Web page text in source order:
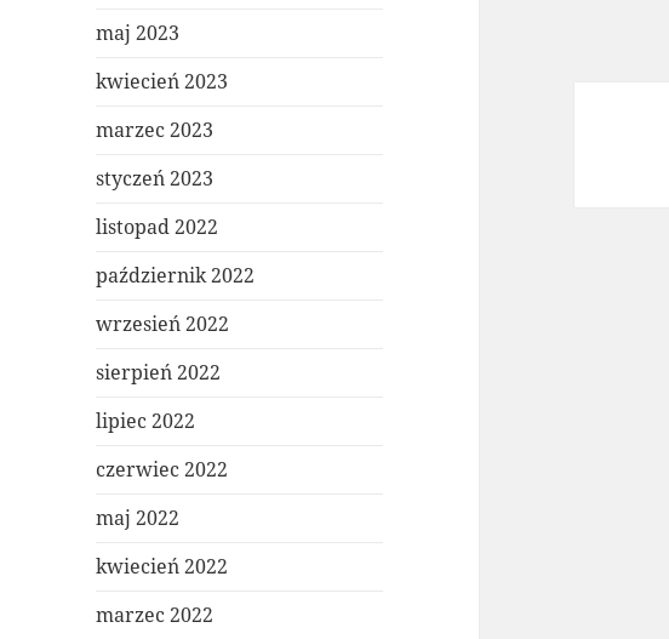
maj 2023
kwiecień 2023
marzec 2023
styczeń 2023
listopad 2022
październik 2022
wrzesień 2022
sierpień 2022
lipiec 2022
czerwiec 2022
maj 2022
kwiecień 2022
marzec 2022